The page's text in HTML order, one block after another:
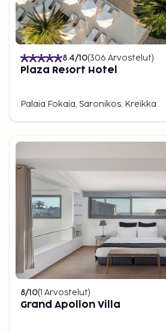
8.4/10(306 Arvostelut)
Plaza Resort Hotel
Palaia Fokaia, Saronikos, Kreikka
8/10(1 Arvostelut)
Grand Apollon Villa